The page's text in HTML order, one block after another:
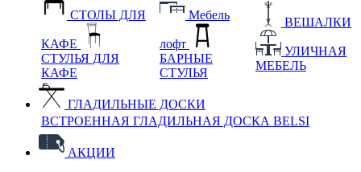
СТОЛЫ ДЛЯ
КАФЕ
СТУЛЬЯ ДЛЯ
КАФЕ
Мебель
лофт
БАРНЫЕ
СТУЛЬЯ
ВЕШАЛКИ
УЛИЧНАЯ
МЕБЕЛЬ
ГЛАДИЛЬНЫЕ ДОСКИ
ВСТРОЕННАЯ ГЛАДИЛЬНАЯ ДОСКА BELSI
АКЦИИ